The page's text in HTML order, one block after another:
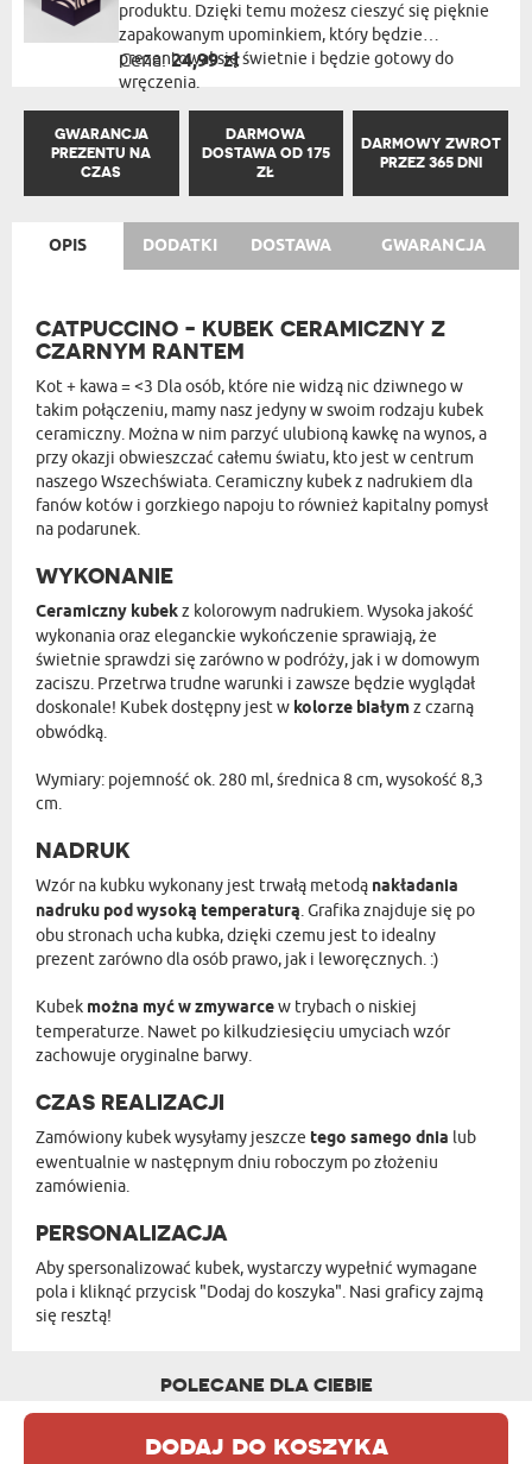
produktu. Dzięki temu możesz cieszyć się pięknie
zapakowanym upominkiem, który będzie
prezentował się świetnie i będzie gotowy do
wręczenia.
Cena:24,99 zł
dodaj do koszyka
GWARANCJA
PREZENTU NA
CZAS
DARMOWA
DOSTAWA OD 175
ZŁ
DARMOWY ZWROT
PRZEZ 365 DNI
OPIS DODATKI DOSTAWA GWARANCJA
CATPUCCINO - KUBEK CERAMICZNY Z
CZARNYM RANTEM
Kot + kawa = <3 Dla osób, które nie widzą nic dziwnego w
takim połączeniu, mamy nasz jedyny w swoim rodzaju kubek
ceramiczny. Można w nim parzyć ulubioną kawkę na wynos, a
przy okazji obwieszczać całemu światu, kto jest w centrum
naszego Wszechświata. Ceramiczny kubek z nadrukiem dla
fanów kotów i gorzkiego napoju to również kapitalny pomysł
na podarunek.
WYKONANIE
Ceramiczny kubekz kolorowym nadrukiem. Wysoka jakość
wykonania oraz eleganckie wykończenie sprawiają, że
świetnie sprawdzi się zarówno w podróży, jak i w domowym
zaciszu. Przetrwa trudne warunki i zawsze będzie wyglądał
doskonale! Kubek dostępny jest w kolorze białymz czarną
obwódką.
Wymiary: pojemność ok. 280 ml, średnica 8 cm, wysokość 8,3
cm.
NADRUK
Wzór na kubku wykonany jest trwałą metodą nakładania
nadruku pod wysoką temperaturą. Grafika znajduje się po
obu stronach ucha kubka, dzięki czemu jest to idealny
prezent zarówno dla osób prawo, jak i leworęcznych. :)
Kubek można myć w zmywarcew trybach o niskiej
temperaturze. Nawet po kilkudziesięciu umyciach wzór
zachowuje oryginalne barwy.
CZAS REALIZACJI
Zamówiony kubek wysyłamy jeszcze tego samego dnia lub
ewentualnie w następnym dniu roboczym po złożeniu
zamówienia.
PERSONALIZACJA
Aby spersonalizować kubek, wystarczy wypełnić wymagane
pola i kliknąć przycisk "Dodaj do koszyka". Nasi graficy zajmą
się resztą!
POLECANE DLA CIEBIE